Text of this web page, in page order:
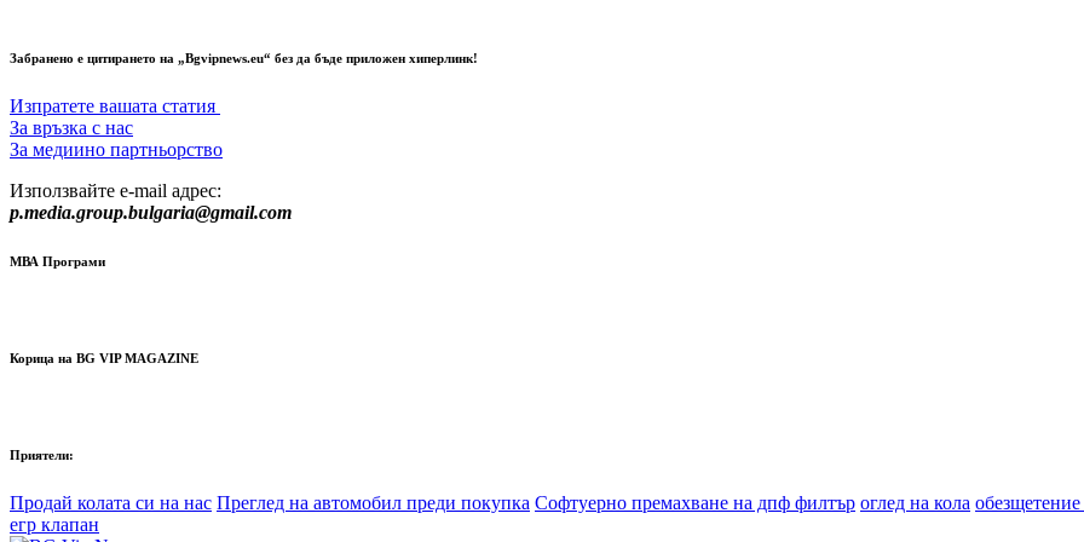
Забранено е цитирането на „Bgvipnews.eu“ без да бъде приложен хиперлинк!
Изпратете вашата статия
За връзка с нас
За медиино партньорство
Използвайте e-mail адрес:
p.media.group.bulgaria@gmail.com
МВА Програми
Корица на BG VIP MAGAZINE
Приятели:
Продай колата си на нас Преглед на автомобил преди покупка Софтуерно премахване на дпф филтър оглед на кола
егр клапан